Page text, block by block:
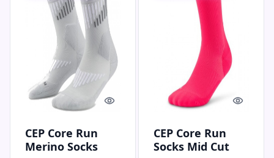
Quick look
CEP Core Run
Merino Socks
Quick
CEP Core Run
Socks Mid Cut